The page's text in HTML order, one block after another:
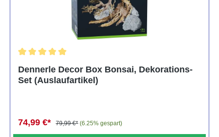
Dennerle Decor Box Bonsai, Dekorations-
Set (Auslaufartikel)
74,99 €* 79,99 €* (6.25% gespart)